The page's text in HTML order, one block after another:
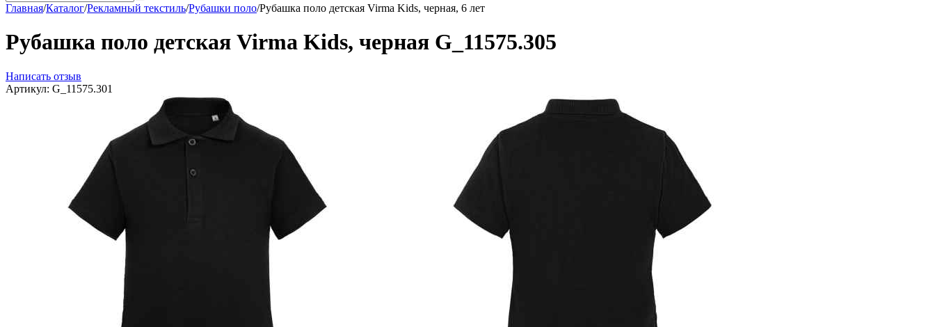
Главная/Каталог/Рекламный текстиль/Рубашки поло/Рубашка поло детская Virma Kids, черная, 6 лет
Рубашка поло детская Virma Kids, черная G_11575.305
Написать отзыв
Артикул: G_11575.301